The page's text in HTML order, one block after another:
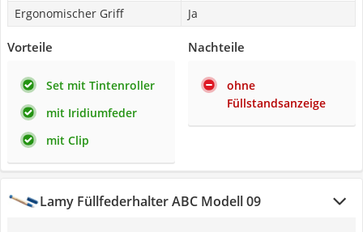
Ergonomischer Griff
Ja
Vorteile
Set mit Tintenroller
mit Iridiumfeder
mit Clip
Nachteile
ohne
Füllstandsanzeige
Lamy Füllfederhalter ABC Modell 09